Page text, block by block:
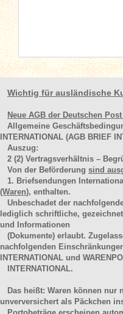
Wichtig für ausländische
Neue AGB der Deutschen
Allgemeine
INTERNATIONAL (AGB BRIEF
Auszug:
2 (2) Vertragsverhältnis –
Von der Beförderung sind
1. Briefsendungen
(Waren), enthalten.
Unbeschadet der
lediglich schriftliche,
und Informationen
(Dokumente) erlaubt.
nachfolgenden
INTERNATIONAL und
INTERNATIONAL.
Das heißt: Waren können nur
unverversichert als Päckchen